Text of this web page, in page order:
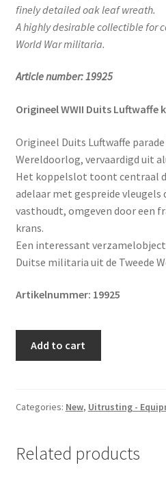
finely detailed oak leaf wreath.
A highly desirable collectible for
World War militaria.
Article number: 19925
Origineel WWII Duits Luftwaffe
Origineel Duits Luftwaffe
Wereldoorlog, vervaardigd uit
Het koppelslot toont centraal
adelaar met gespreide vleugels
vasthoudt, omgeven door een
krans.
Een interessant
Duitse militaria uit de Tweede
Artikelnummer: 19925
buckle
Add to cart
Categories: New, Uitrusting -
Related products